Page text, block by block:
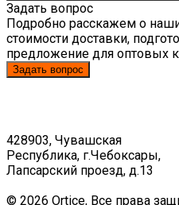
Задать вопрос
Подробно расскажем о
стоимости доставки,
предложение для оптовых
Задать вопрос
428903, Чувашская
Республика, г.Чебоксары,
Лапсарский проезд, д.13
© 2026 Ortice, Все права